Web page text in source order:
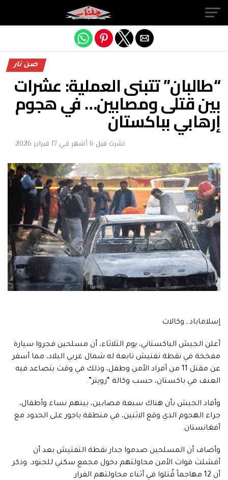
صن نار
“طالبان” تتبنى العملية: عشرات
بين قتلى ومصابين… في هجوم
إرهابي بباكستان
نشرت قبل 6 أشهر في 17 فبراير 2026
إسلاماباد ـ وكالات
أعلن الجيش الباكستاني، يوم الثلاثاء، أن مسلحين فجروا سيارة ​
مفخخة في نقطة تفتيش تابعة له شمال غربي البلاد، مما أسفر
عن مقتل 11 من أفراد الأمن وطفل، وذلك في وقت يتصاعد فيه
العنف في باكستان، حسب وكالة “رويتر”.
وأفاد الجيش بأن هناك سبعة مصابين، ‌بينهم نساء ‌وأطفال،
جراء الهجوم الذي ​وقع ⁠الاثنين، ​في منطقة ⁠باجور على الحدود مع
أفغانستان.
وأضاف أن المسلحين صدموا جدار نقطة التفتيش بعد أن
أفشلت قوات الأمن محاولتهم دخول مجمع سكني للجنود. وذكر
أن 12 مهاجماً قُتلوا في أثناء محاولتهم ⁠الفرار.
Exit mobile version